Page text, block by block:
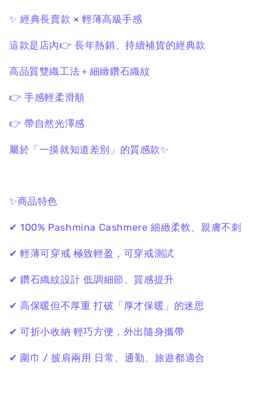
✨ 經典長賣款 × 輕薄高級手感
這款是店內👉 長年熱銷、持續補貨的經典款
高品質雙織工法＋細緻鑽石織紋
👉 手感輕柔滑順
👉 帶自然光澤感
屬於「一摸就知道差別」的質感款✨
✨商品特色
✔ 100% Pashmina Cashmere細緻柔軟、親膚不刺
✔ 輕薄可穿戒 極致輕盈，可穿戒測試
✔ 鑽石織紋設計低調細節、質感提升
✔ 高保暖但不厚重 打破「厚才保暖」的迷思
✔ 可折小收納 輕巧方便，外出隨身攜帶
✔ 圍巾 / 披肩兩用 日常、通勤、旅遊都適合